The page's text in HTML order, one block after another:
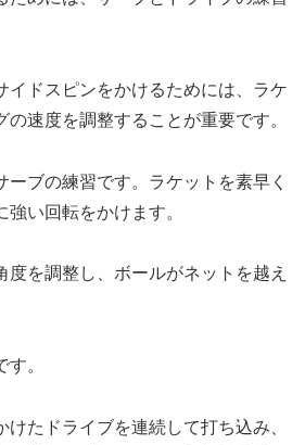
イドスピンをかけるためには、ラケ
の速度を調整することが重要です。
ーブの練習です。ラケットを素早く
い回転をかけます。
度を調整し、ボールがネットを越え
。
たドライブを連続して打ち込み、